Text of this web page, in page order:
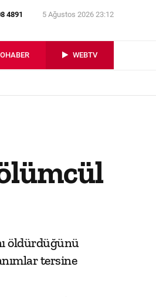
4891 5 Ağustos 2026 23:12
WEBTV
öldürdüğünü
tersine